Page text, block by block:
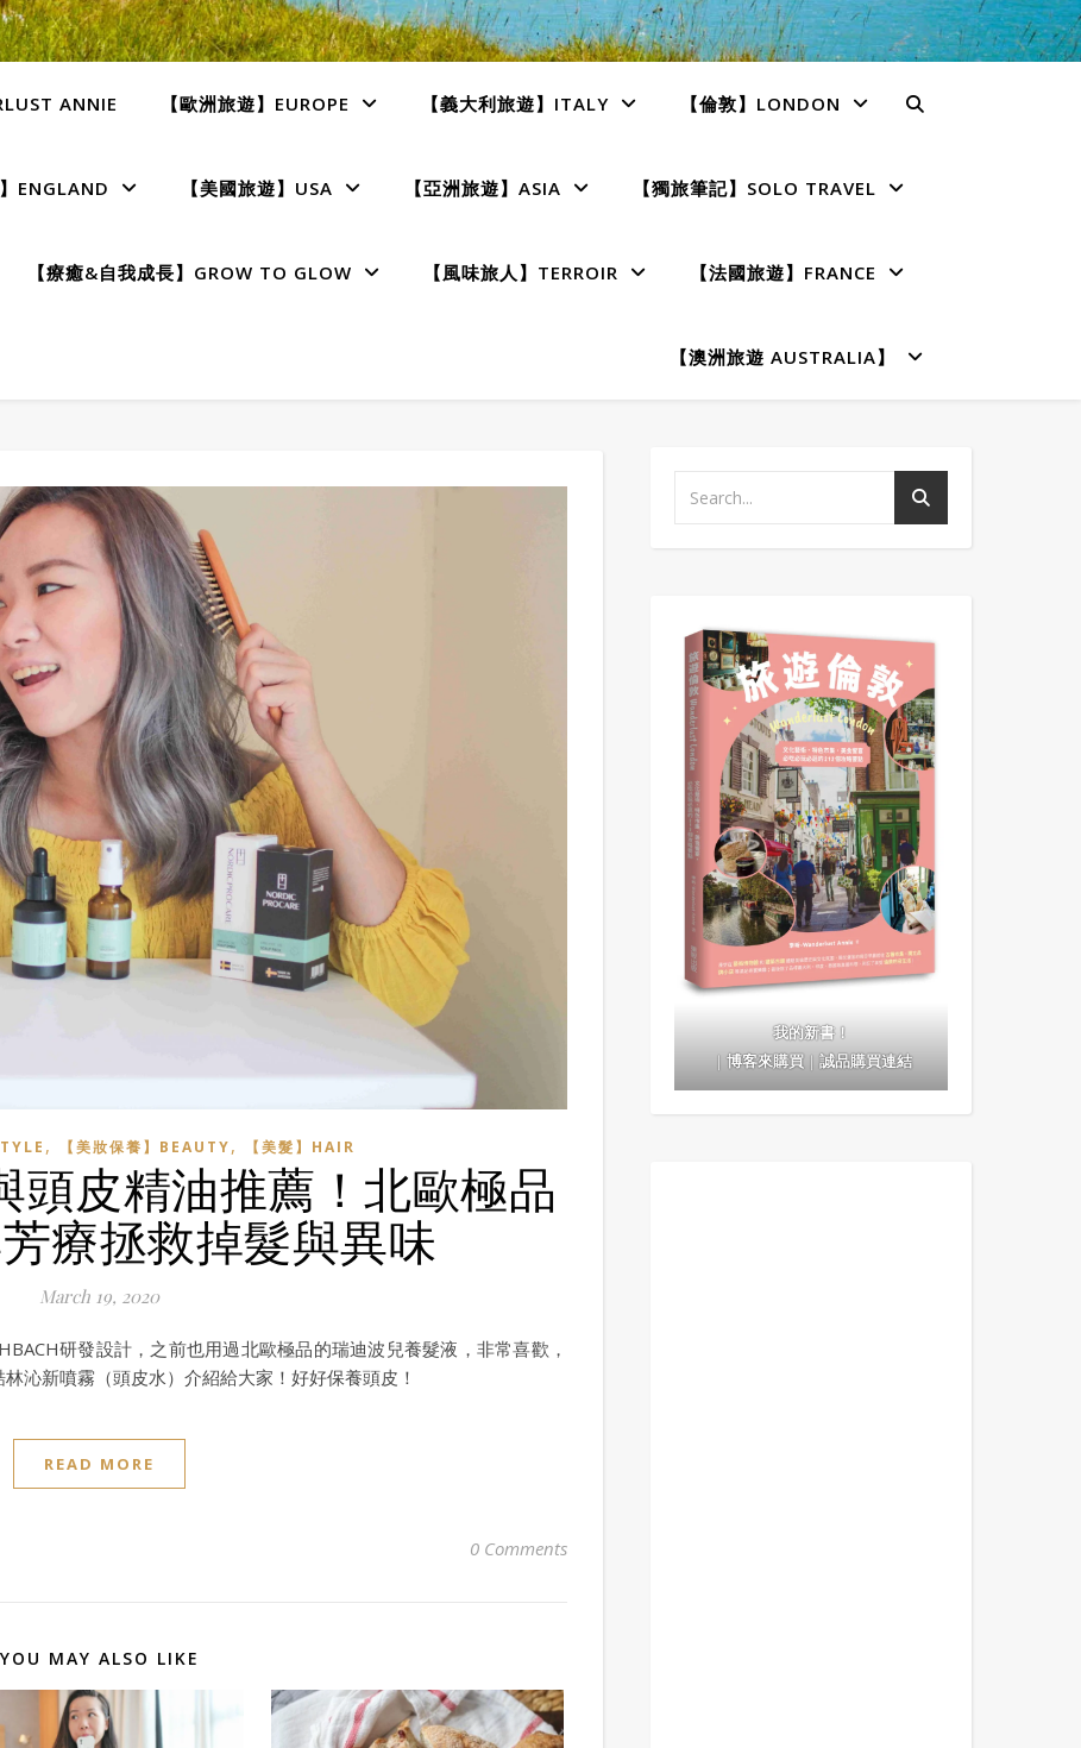
ANNIE 【歐洲旅遊】EUROPE 【義大利旅遊】ITALY 【倫敦】LONDON
ENGLAND 【美國旅遊】USA 【亞洲旅遊】ASIA 【獨旅筆記】SOLO TRAVEL
【療癒&自我成長】GROW TO GLOW 【風味旅人】TERROIR 【法國旅遊】FRANCE
【澳洲旅遊 AUSTRALIA】
, 【美妝保養】BEAUTY, 【美髮】HAIR
頭皮精油推薦！北歐極品
療拯救掉髮與異味
March 19, 2020
研發設計，之前也用過北歐極品的瑞迪波兒養髮液，非常喜歡，
沁新噴霧（頭皮水）介紹給大家！好好保養頭皮！
READ MORE
0 Comments
YOU MAY ALSO LIKE
我的新書！
｜博客來購買｜誠品購買連結